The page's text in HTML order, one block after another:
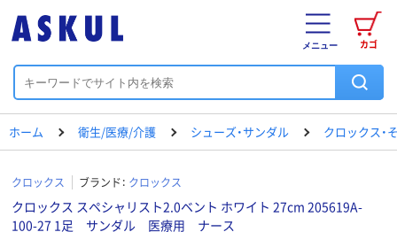
カゴ
メニュー
ホーム 衛生/医療/介護 シューズ・サンダル クロックス・
クロックス ブランド： クロックス
クロックス スペシャリスト2.0ベント ホワイト 27cm 205619A-
100-27 1足 サンダル 医療用 ナース